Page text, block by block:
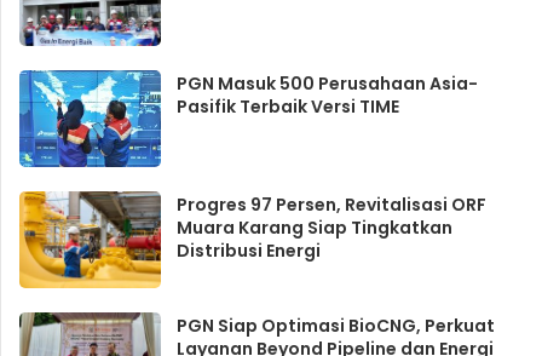
PGN Masuk 500 Perusahaan Asia-
Pasifik Terbaik Versi TIME
Progres 97 Persen, Revitalisasi ORF
Muara Karang Siap Tingkatkan
Distribusi Energi
PGN Siap Optimasi BioCNG, Perkuat
Layanan Beyond Pipeline dan Energi